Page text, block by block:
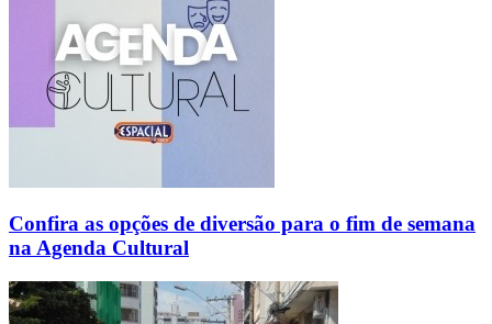
Confira as opções de diversão para o fim de semana
na Agenda Cultural